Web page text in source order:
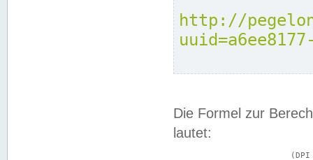
http://
Die Formel zur
lautet: